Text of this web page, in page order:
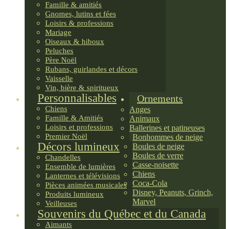
Famille & amitiés
Gnomes, lutins et fées
Loisirs & professions
Mariage
Oiseaux & hiboux
Peluches
Père Noël
Rubans, guirlandes et décors
Vaisselle
Vin, bière & spiritueux
Personnalisables
Chiens
Famille & Amitiés
Loisirs et professions
Premier Noël
Décors lumineux
Chandelles
Ensemble de lumières
Lanternes et télévisions
Pièces animées musicales
Produits lumineux
Veilleuses
Souvenirs du Québec et du Canada
Aimants
Ornements
Anges
Animaux
Ballerines et patineuses
Bonhommes de neige
Boules de neige
Boules de verre
Casse-noisette
Chiens
Coca-Cola
Disney, Peanuts, Grinch,
Marvel